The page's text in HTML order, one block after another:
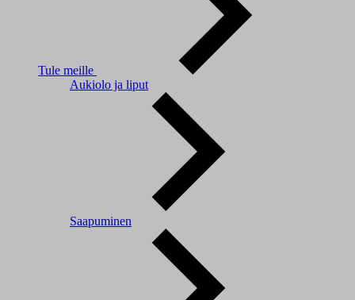
Tule meille
Aukiolo ja liput
Saapuminen